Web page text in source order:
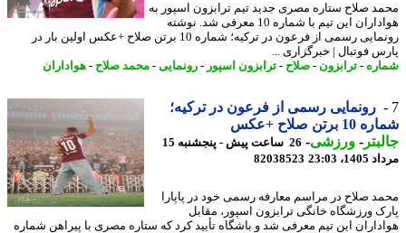
صلاح ستاره مصری جدید تیم ترابزون اسپور به
هواداران این تیم با شماره 10 معرفی شد. نوشته
رونمایی رسمی از فرعون در ترکیه؛ شماره 10 برتن صلاح +عکس اولین بار در
فوتبال | خبرگزاری ...
-ترابزون-صلاح-ترابزون اسپور-رونمایی-محمد صلاح-هواداران
رونمایی رسمی از فرعون در ترکیه؛
صلاح +عکس
-ورزشی-
26 ساعت پیش - پنجشنبه 15
23:03
82038523
صلاح در مراسم معارفه رسمی خود در پاپارا
ورزشگاه خانگی ترابزون اسپور، مقابل
این تیم معرفی شد و باشگاه تأیید کرد که ستاره مصری با پیراهن شماره